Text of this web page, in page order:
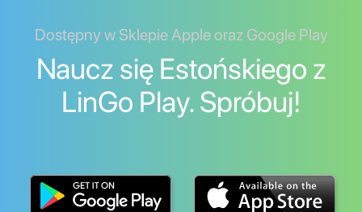
Dostępny w Sklepie Apple oraz Google Play
Naucz się Estońskiego z
LinGo Play. Spróbuj!